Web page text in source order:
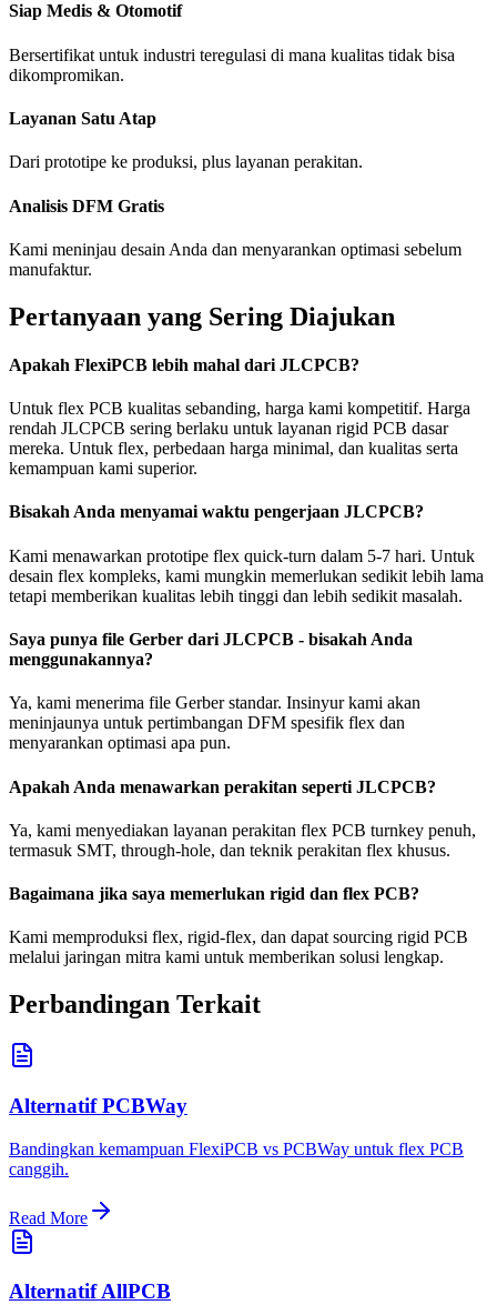
Siap Medis & Otomotif
Bersertifikat untuk industri teregulasi di mana kualitas tidak bisa
dikompromikan.
Layanan Satu Atap
Dari prototipe ke produksi, plus layanan perakitan.
Analisis DFM Gratis
Kami meninjau desain Anda dan menyarankan optimasi sebelum
manufaktur.
Pertanyaan yang Sering Diajukan
Apakah FlexiPCB lebih mahal dari JLCPCB?
Untuk flex PCB kualitas sebanding, harga kami kompetitif. Harga
rendah JLCPCB sering berlaku untuk layanan rigid PCB dasar
mereka. Untuk flex, perbedaan harga minimal, dan kualitas serta
kemampuan kami superior.
Bisakah Anda menyamai waktu pengerjaan JLCPCB?
Kami menawarkan prototipe flex quick-turn dalam 5-7 hari. Untuk
desain flex kompleks, kami mungkin memerlukan sedikit lebih lama
tetapi memberikan kualitas lebih tinggi dan lebih sedikit masalah.
Saya punya file Gerber dari JLCPCB - bisakah Anda
menggunakannya?
Ya, kami menerima file Gerber standar. Insinyur kami akan
meninjaunya untuk pertimbangan DFM spesifik flex dan
menyarankan optimasi apa pun.
Apakah Anda menawarkan perakitan seperti JLCPCB?
Ya, kami menyediakan layanan perakitan flex PCB turnkey penuh,
termasuk SMT, through-hole, dan teknik perakitan flex khusus.
Bagaimana jika saya memerlukan rigid dan flex PCB?
Kami memproduksi flex, rigid-flex, dan dapat sourcing rigid PCB
melalui jaringan mitra kami untuk memberikan solusi lengkap.
Perbandingan Terkait
Alternatif PCBWay
Bandingkan kemampuan FlexiPCB vs PCBWay untuk flex PCB
canggih.
Read More
Alternatif AllPCB